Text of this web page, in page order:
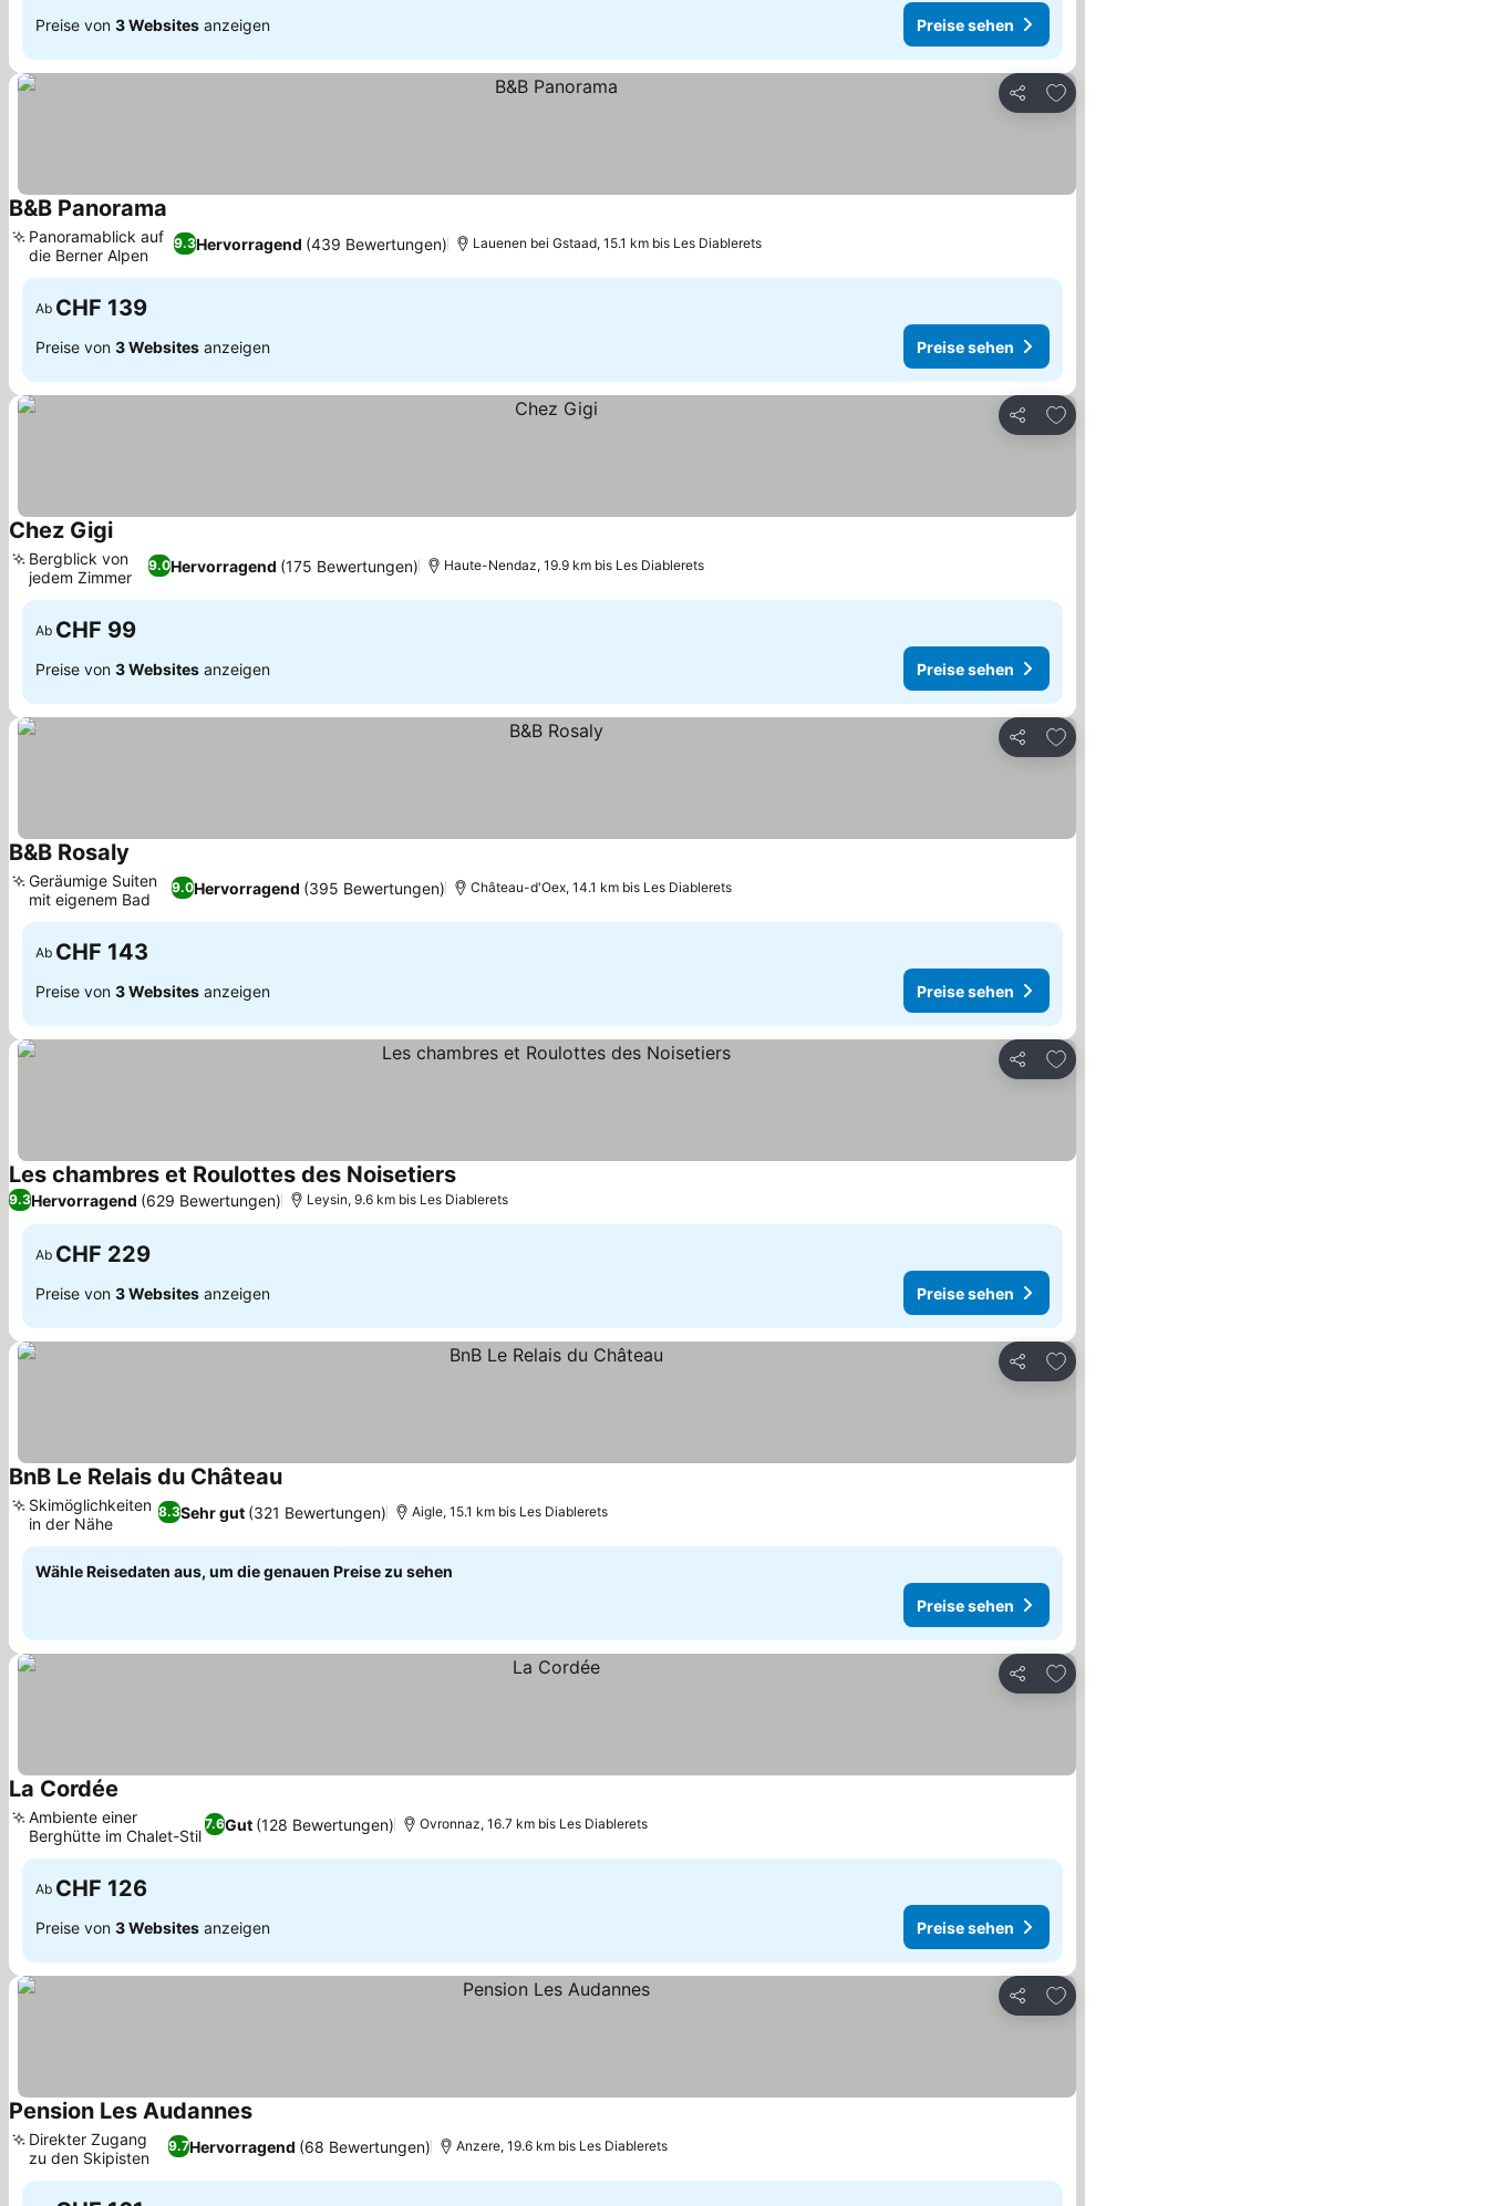
Preise von 3 Websites anzeigen Preise sehen
Teilen
Zu Favoriten hinzufügen
B&B Panorama
9.3Hervorragend (439 Bewertungen)
Panoramablick auf
die Berner Alpen
Lauenen bei Gstaad, 15.1 km bis Les Diablerets
Ab CHF 139
Preise von 3 Websites anzeigen Preise sehen
Teilen
Zu Favoriten hinzufügen
Chez Gigi
9.0Hervorragend (175 Bewertungen)
Bergblick von
jedem Zimmer
Haute-Nendaz, 19.9 km bis Les Diablerets
Ab CHF 99
Preise von 3 Websites anzeigen Preise sehen
Teilen
Zu Favoriten hinzufügen
B&B Rosaly
9.0Hervorragend (395 Bewertungen)
Geräumige Suiten
mit eigenem Bad
Château-d'Oex, 14.1 km bis Les Diablerets
Ab CHF 143
Preise von 3 Websites anzeigen Preise sehen
Teilen
Zu Favoriten hinzufügen
Les chambres et Roulottes des Noisetiers
9.3Hervorragend (629 Bewertungen) Leysin, 9.6 km bis Les Diablerets
Ab CHF 229
Preise von 3 Websites anzeigen Preise sehen
Teilen
Zu Favoriten hinzufügen
BnB Le Relais du Château
8.3Sehr gut (321 Bewertungen)
Skimöglichkeiten
in der Nähe
Aigle, 15.1 km bis Les Diablerets
Wähle Reisedaten aus, um die genauen Preise zu sehen
Preise sehen
Teilen
Zu Favoriten hinzufügen
La Cordée
7.6Gut (128 Bewertungen)
Ambiente einer
Berghütte im Chalet-Stil
Ovronnaz, 16.7 km bis Les Diablerets
Ab CHF 126
Preise von 3 Websites anzeigen Preise sehen
Teilen
Zu Favoriten hinzufügen
Pension Les Audannes
9.7Hervorragend (68 Bewertungen)
Direkter Zugang
zu den Skipisten
Anzere, 19.6 km bis Les Diablerets